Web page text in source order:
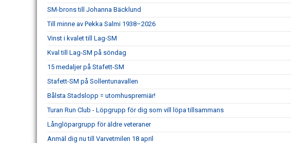
SM-brons till Johanna Bäcklund
Till minne av Pekka Salmi 1938–2026
Vinst i kvalet till Lag-SM
Kval till Lag-SM på söndag
15 medaljer på Stafett-SM
Stafett-SM på Sollentunavallen
Bålsta Stadslopp = utomhuspremiär!
Turan Run Club - Löpgrupp för dig som vill löpa tillsammans
Långlöpargrupp för äldre veteraner
Anmäl dig nu till Varvetmilen 18 april